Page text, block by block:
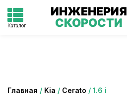
Каталог
ИНЖЕНЕРИЯ
СКОРОСТИ
Главная / Kia / Cerato / 1.6 i